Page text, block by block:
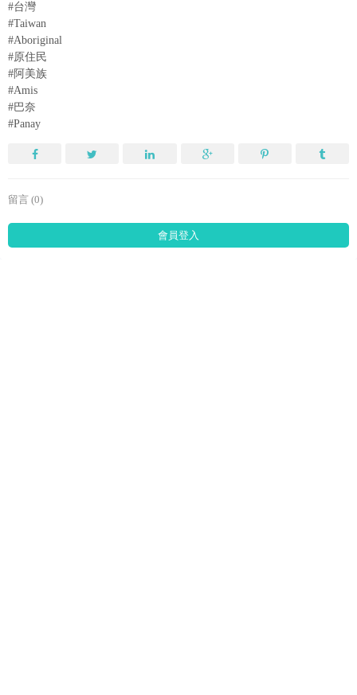
#台灣
#Taiwan
#Aboriginal
#原住民
#阿美族
#Amis
#巴奈
#Panay
留言 (0)
會員登入